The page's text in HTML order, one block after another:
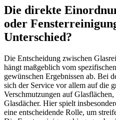
Die direkte
oder
Unterschied?
Die Entscheidung zwischen
hängt maßgeblich vom
gewünschen Ergebnissen ab. Bei
sich der Service vor allem auf die
Verschmutzungen auf
Glasdächer. Hier spielt
eine entscheidende Rolle, um